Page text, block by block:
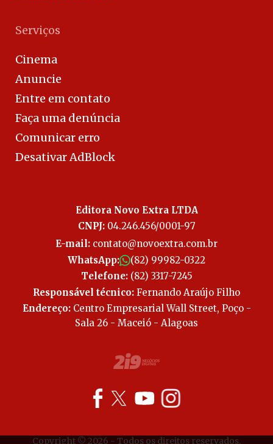
Serviços
Cinema
Anuncie
Entre em contato
Faça uma denúncia
Comunicar erro
Desativar AdBlock
Editora Novo Extra LTDA
CNPJ:04.246.456/0001-97
E-mail: contato@novoextra.com.br
WhatsApp:
(82) 99982-0322
Telefone:(82) 3317-7245
Responsável técnico: Fernando Araújo Filho
Endereço:Centro Empresarial Wall Street, Poço -
Sala 26 - Maceió - Alagoas
Copyright © 2026 - Todos os direitos reservados.